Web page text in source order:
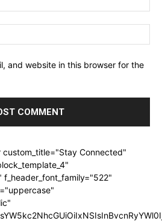
and website in this browser for the
custom_title="Stay Connected"